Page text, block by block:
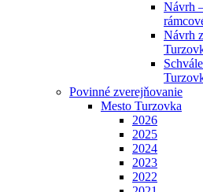
Návrh
Návrh
Povinné zverejňovanie
Mesto Turzovka
2026
2025
2024
2023
2022